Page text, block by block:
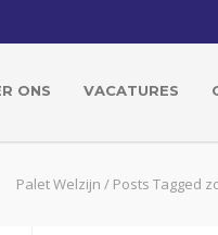
ONS VACATURES
Palet Welzijn / Posts Tagged